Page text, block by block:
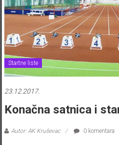
Startne liste
23.12.2017.
Konačna satnica i
Autor: AK Kruševac 0 komentara